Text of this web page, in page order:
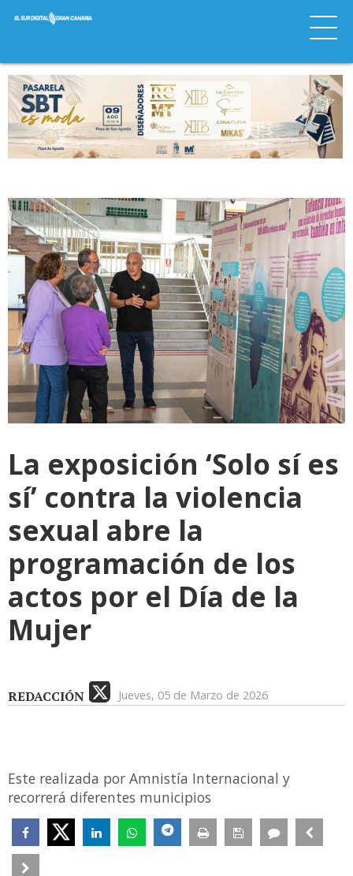
La exposición ‘Solo sí es
sí’ contra la violencia
sexual abre la
programación de los
actos por el Día de la
Mujer
REDACCIÓN Jueves, 05 de Marzo de 2026
Este realizada por Amnistía Internacional y
recorrerá diferentes municipios